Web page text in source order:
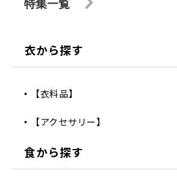
衣から探す
【衣料品】
【アクセサリー】
食から探す